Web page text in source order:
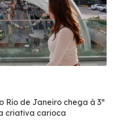
Rio de Janeiro chega à 3ª
criativa carioca